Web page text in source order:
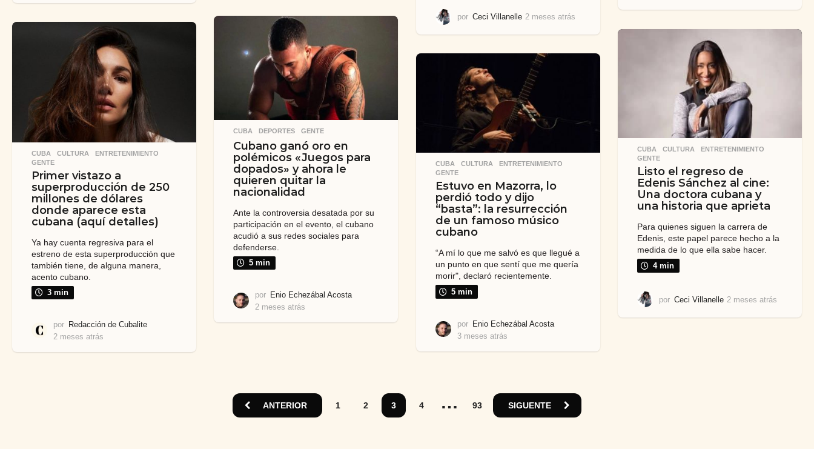
s
e
s
a
t
r
á
s
por Ceci Villanelle 2 meses atrás
s
á
CUBA ,DEPORTES ,GENTE
Cubano ganó oro en
polémicos «Juegos para
dopados» y ahora le
quieren quitar la
nacionalidad
Ante la controversia desatada por su
participación en el evento, el cubano
acudió a sus redes sociales para
defenderse.
5 min
por Enio Echezábal Acosta
2 meses atrás
á
CUBA ,CULTURA ,ENTRETENIMIENTO
GENTE
Primer vistazo a
superproducción de 250
millones de dólares
donde aparece esta
cubana (aquí detalles)
Ya hay cuenta regresiva para el
estreno de esta superproducción que
también tiene, de alguna manera,
acento cubano.
3 min
por Redacción de Cubalite
2 meses atrás
CUBA ,CULTURA ,ENTRETENIMIENTO
GENTE
Listo el regreso de
Edenis Sánchez al cine:
Una doctora cubana y
una historia que aprieta
Para quienes siguen la carrera de
Edenis, este papel parece hecho a la
medida de lo que ella sabe hacer.
4 min
por Ceci Villanelle 2 meses atrás
CUBA ,CULTURA ,ENTRETENIMIENTO
GENTE
Estuvo en Mazorra, lo
perdió todo y dijo
“basta”: la resurrección
de un famoso músico
cubano
“A mí lo que me salvó es que llegué a
un punto en que sentí que me quería
morir", declaró recientemente.
5 min
por Enio Echezábal Acosta
3 meses atrás
s
a
t
ANTERIOR 1 2 3 4 … 93 SIGUENTE